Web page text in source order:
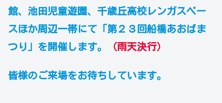
館、池田児童遊園、千歳丘高校レンガスペー
スほか周辺一帯にて「第２３回船橋あおばま
つり」を開催します。
（雨天決行）
皆様のご来場をお待ちしています。